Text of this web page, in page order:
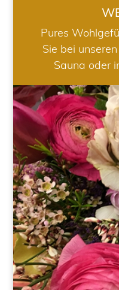
Pures
Sie bei
Sauna oder